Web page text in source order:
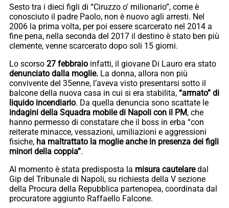
Sesto tra i dieci figli di “Ciruzzo o’ milionario”, come è
conosciuto il padre Paolo, non è nuovo agli arresti. Nel
2006 la prima volta, per poi essere scarcerato nel 2014 a
fine pena, nella seconda del 2017 il destino è stato ben più
clemente, venne scarcerato dopo soli 15 giorni.
Lo scorso 27 febbraio infatti, il giovane Di Lauro era stato
denunciato dalla moglie. La donna, allora non più
convivente del 35enne, l’aveva visto presentarsi sotto il
balcone della nuova casa in cui si era stabilita, “armato” di
liquido incendiario. Da quella denuncia sono scattate le
indagini della Squadra mobile di Napoli con il PM, che
hanno permesso di constatare che il boss in erba “con
reiterate minacce, vessazioni, umiliazioni e aggressioni
fisiche, ha maltrattato la moglie anche in presenza dei figli
minori della coppia”.
Al momento è stata predisposta la misura cautelaredal
Gip del Tribunale di Napoli, su richiesta della V sezione
della Procura della Repubblica partenopea, coordinata dal
procuratore aggiunto Raffaello Falcone.